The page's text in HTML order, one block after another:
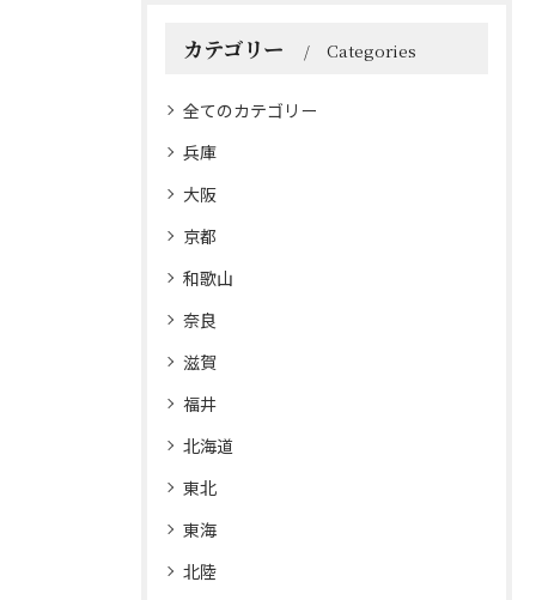
カテゴリー Categories
全てのカテゴリー
兵庫
大阪
京都
和歌山
奈良
滋賀
福井
北海道
東北
東海
北陸